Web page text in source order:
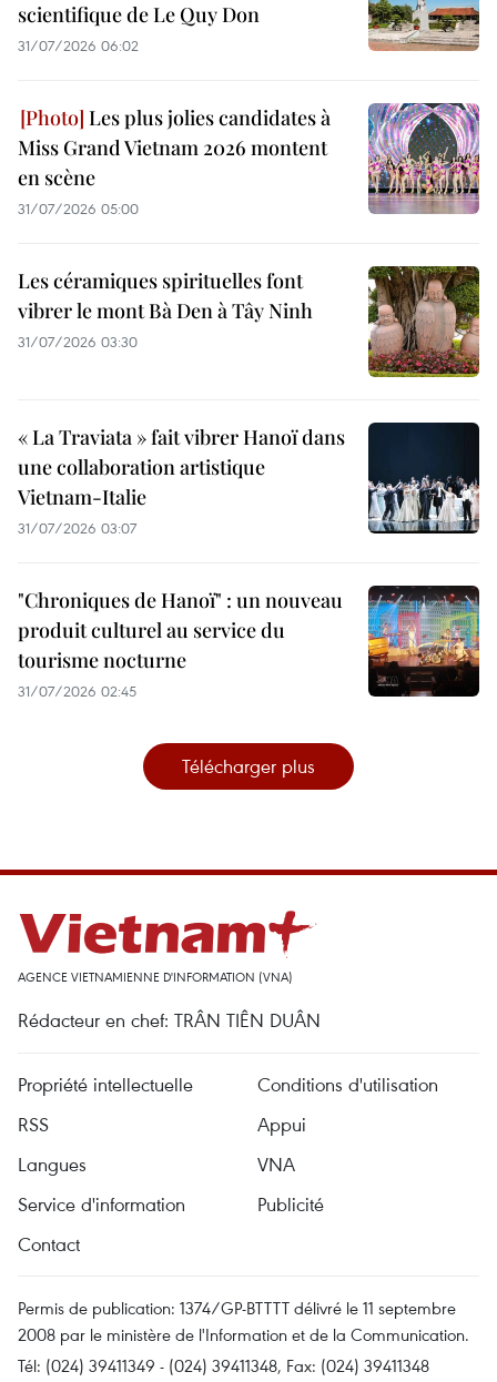
scientifique de Le Quy Don
31/07/2026 06:02
Les plus jolies candidates à
Miss Grand Vietnam 2026 montent
en scène
31/07/2026 05:00
Les céramiques spirituelles font
vibrer le mont Bà Den à Tây Ninh
31/07/2026 03:30
« La Traviata » fait vibrer Hanoï dans
une collaboration artistique
Vietnam-Italie
31/07/2026 03:07
"Chroniques de Hanoï" : un nouveau
produit culturel au service du
tourisme nocturne
31/07/2026 02:45
Télécharger plus
AGENCE VIETNAMIENNE D'INFORMATION (VNA)
Rédacteur en chef: TRÂN TIÊN DUÂN
Propriété intellectuelle
Conditions d'utilisation
RSS
Appui
Langues
VNA
Service d'information
Publicité
Contact
Permis de publication: 1374/GP-BTTTT délivré le 11 septembre
2008 par le ministère de l'Information et de la Communication.
Tél: (024) 39411349 - (024) 39411348, Fax: (024) 39411348